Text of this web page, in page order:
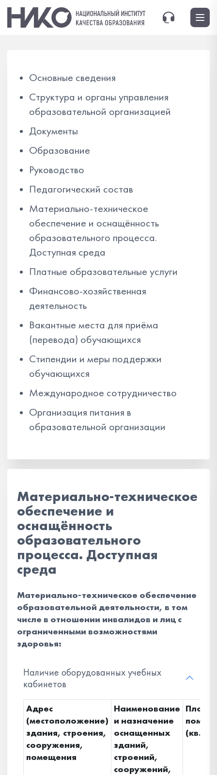
Основные сведения
Структура и органы управления
образовательной организацией
Документы
Образование
Руководство
Педагогический состав
Материально-техническое
обеспечение и оснащённость
образовательного процесса.
Доступная среда
Платные образовательные услуги
Финансово-хозяйственная
деятельность
Вакантные места для приёма
(перевода) обучающихся
Стипендии и меры поддержки
обучающихся
Международное сотрудничество
Организация питания в
образовательной организации
Материально-техническое
обеспечение и
оснащённость
образовательного
процесса. Доступная
среда
Материально-техническое обеспечение
образовательной деятельности, в том
числе в отношении инвалидов и лиц с
ограниченными возможностями
здоровья:
Наличие оборудованных учебных
кабинетов
Адрес
(местоположение)
здания, строения,
сооружения,
помещения
Наименование
и назначение
оснащенных
зданий,
строений,
сооружений,
(кв. м.)